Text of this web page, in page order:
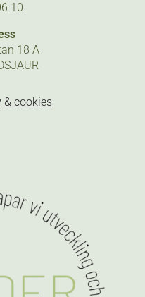
10
18 A
& cookies